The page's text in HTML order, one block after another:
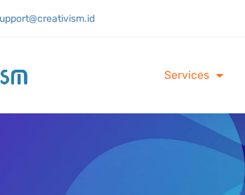
Services